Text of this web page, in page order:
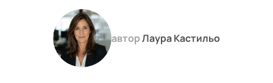
авторЛаура Кастильо